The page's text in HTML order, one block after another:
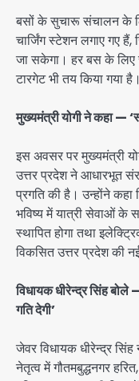
बसों के सुचारू संचालन के
चार्जिंग स्टेशन लगाए गए
जा सकेगा। हर बस के लिए
टारगेट भी तय किया गया है।
मुख्यमंत्री योगी ने कहा —
इस अवसर पर मुख्यमंत्री
उत्तर प्रदेश ने आधारभूत
प्रगति की है। उन्होंने कहा
भविष्य में यात्री सेवाओं के
स्थापित होगा तथा
विकसित उत्तर प्रदेश की
विधायक धीरेन्द्र सिंह
गति देगी’
जेवर विधायक धीरेन्द्र
नेतृत्व में गौतमबुद्धनगर